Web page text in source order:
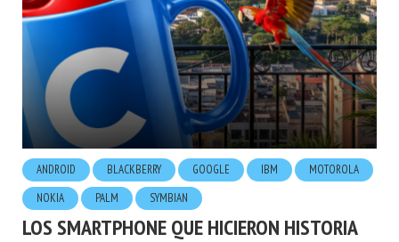
ANDROID BLACKBERRY GOOGLE IBM
MOTOROLA
NOKIA
PALM SYMBIAN
LOS SMARTPHONE QUE HICIERON HISTORIA